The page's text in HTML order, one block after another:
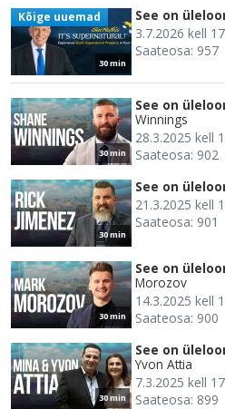
30 min
Kõige uuemad See on
3.7.2026 kell
Saateosa: 957
30 min
See on
Winnings
28.3.2025 kell
Saateosa: 902
30 min
See on
21.3.2025 kell
Saateosa: 901
30 min
See on
Morozov
14.3.2025 kell
Saateosa: 900
30 min
See on
Yvon Attia
7.3.2025 kell
Saateosa: 899